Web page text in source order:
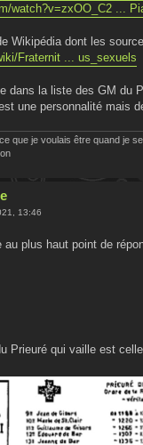
watch?v=zxOO_C2 ...
Wikipédia dont les
Fraternit ... us_sexuels
dans la liste des GM du
une personnalité mais
que je voulais être quand je
13:46
plus haut point de
Prieuré qui vaille est